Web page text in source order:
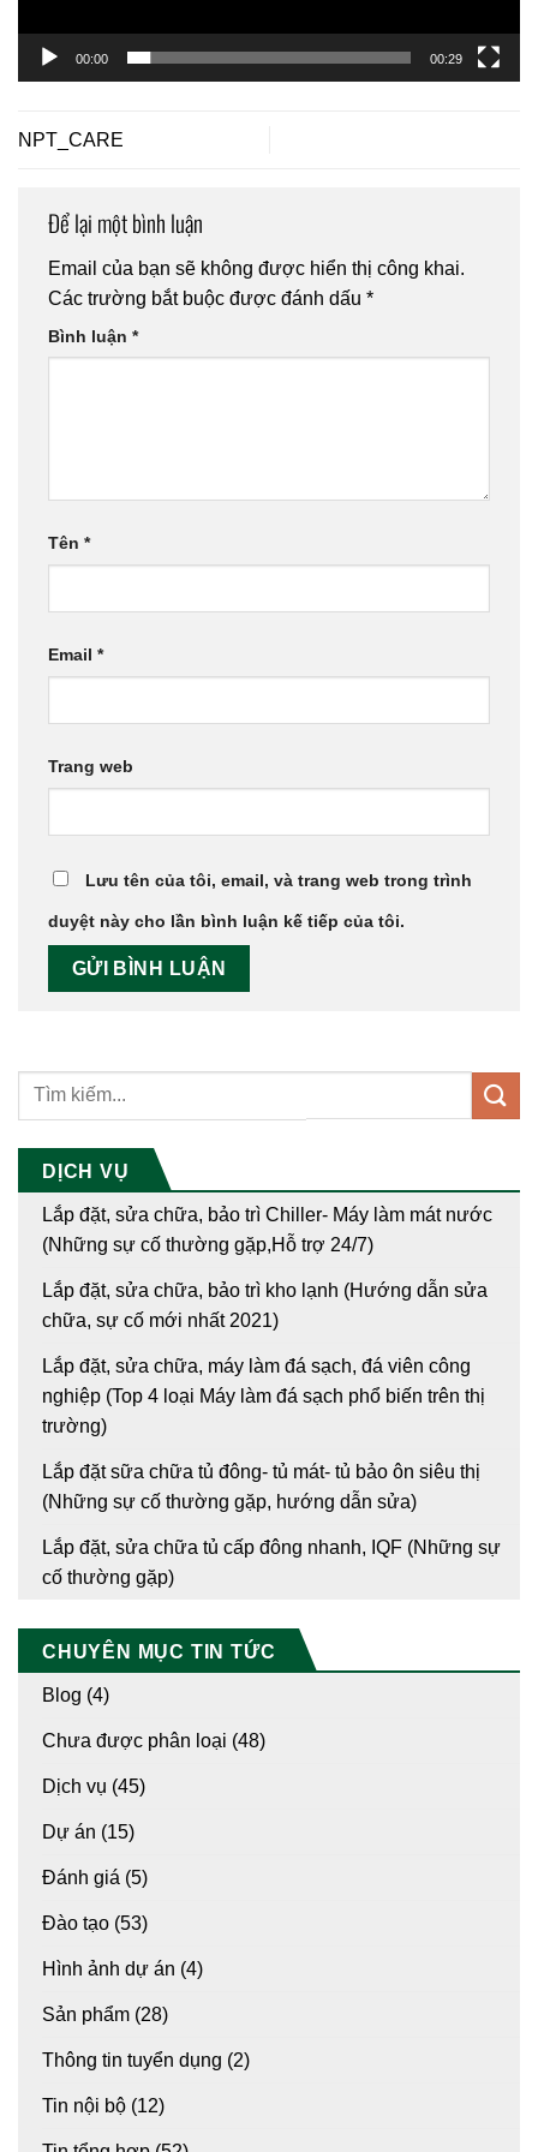
DỊCH VỤ
Lắp đặt, sửa chữa, bảo trì Chiller- Máy làm mát nước
(Những sự cố thường gặp,Hỗ trợ 24/7)
Lắp đặt, sửa chữa, bảo trì kho lạnh (Hướng dẫn sửa
chữa, sự cố mới nhất 2021)
Lắp đặt, sửa chữa, máy làm đá sạch, đá viên công
nghiệp (Top 4 loại Máy làm đá sạch phổ biến trên thị
trường)
Lắp đặt sữa chữa tủ đông- tủ mát- tủ bảo ôn siêu thị
(Những sự cố thường gặp, hướng dẫn sửa)
Lắp đặt, sửa chữa tủ cấp đông nhanh, IQF (Những sự
cố thường gặp)
CHUYÊN MỤC TIN TỨC
Blog (4)
Chưa được phân loại (48)
Dịch vụ (45)
Dự án (15)
Đánh giá (5)
Đào tạo (53)
Hình ảnh dự án (4)
Sản phẩm (28)
Thông tin tuyển dụng (2)
Tin nội bộ (12)
00:00 00:29
NPT_CARE
Để lại một bình luận
Email của bạn sẽ không được hiển thị công khai.
Các trường bắt buộc được đánh dấu *
Bình luận *
Tên *
Email *
Trang web
Lưu tên của tôi, email, và trang web trong trình
duyệt này cho lần bình luận kế tiếp của tôi.